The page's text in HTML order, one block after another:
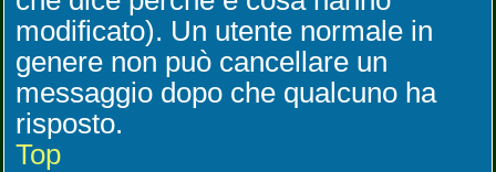
modificato). Un utente normale in
genere non può cancellare un
messaggio dopo che qualcuno ha
risposto.
Top